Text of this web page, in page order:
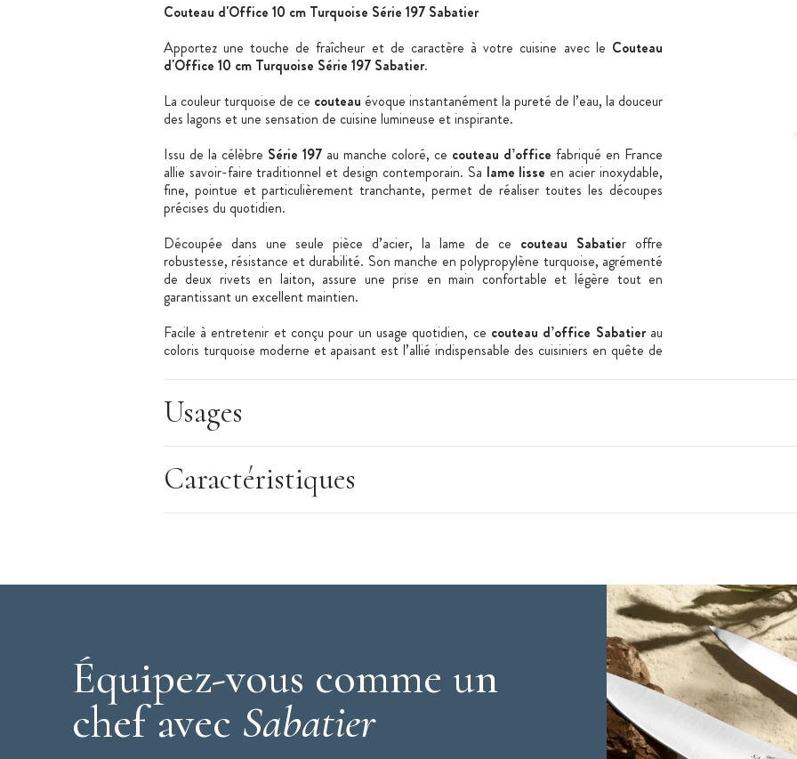
Couteau d'Office 10 cm Turquoise Série 197 Sabatier
Apportez une touche de fraîcheur et de caractère à votre cuisine avec le Couteau
d'Office 10 cm Turquoise Série 197 Sabatier.
La couleur turquoise de ce couteau évoque instantanément la pureté de l’eau, la douceur
des lagons et une sensation de cuisine lumineuse et inspirante.
Issu de la célèbre Série 197au manche coloré, ce couteau d’office fabriqué en France
allie savoir-faire traditionnel et design contemporain. Sa lame lisse en acier inoxydable,
fine, pointue et particulièrement tranchante, permet de réaliser toutes les découpes
précises du quotidien.
Découpée dans une seule pièce d’acier, la lame de ce couteau Sabatier offre
robustesse, résistance et durabilité. Son manche en polypropylène turquoise, agrémenté
de deux rivets en laiton, assure une prise en main confortable et légère tout en
garantissant un excellent maintien.
Facile à entretenir et conçu pour un usage quotidien, ce couteau d’office Sabatierau
coloris turquoise moderne et apaisant est l’allié indispensable des cuisiniers en quête de
Usages
Caractéristiques
Équipez-vous comme un
chef avec Sabatier